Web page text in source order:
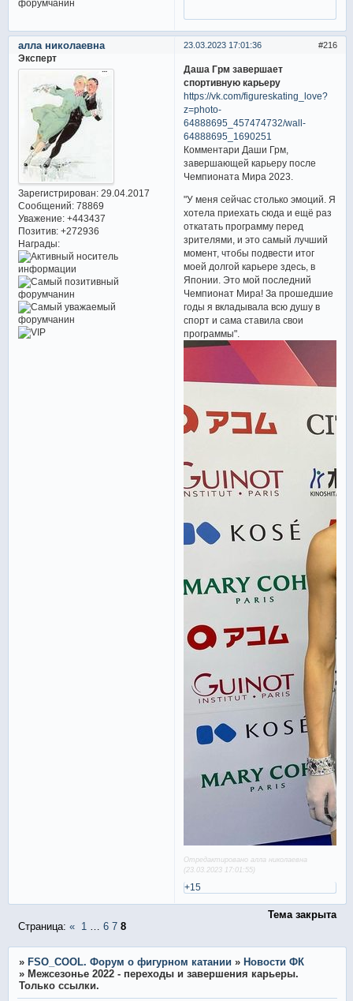
216
23.03.2023 17:01:36
алла николаевна
Эксперт
Зарегистрирован: 29.04.2017
Сообщений:78869
Уважение: +443437
Позитив: +272936
Награды:
Даша Грм завершает
спортивную карьеру
https://vk.com/figureskating_love?
z=photo-
64888695_457474732/wall-
64888695_1690251
Комментари Даши Грм,
завершающей карьеру после
Чемпионата Мира 2023.
"У меня сейчас столько эмоций. Я
хотела приехать сюда и ещё раз
откатать программу перед
зрителями, и это самый лучший
момент, чтобы подвести итог
моей долгой карьере здесь, в
Японии. Это мой последний
Чемпионат Мира! За прошедшие
годы я вкладывала всю душу в
спорт и сама ставила свои
программы".
Отредактировано алла николаевна
(23.03.2023 17:01:55)
+15
Тема закрыта
Страница: « 1 … 6 7 8
» FSO_COOL. Форум о фигурном катании » Новости ФК
» Межсезонье 2022 - переходы и завершения карьеры.
Только ссылки.